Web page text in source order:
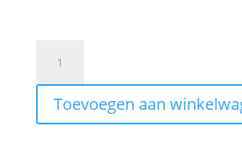
Ovenschotel
Bijbel
50
Toevoegen aan